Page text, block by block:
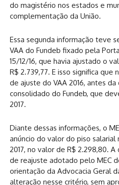
do magistério nos estados e
complementação da União.
Essa segunda informação teve
VAA do Fundeb fixado pela
15/12/16, que havia ajustado o
R$ 2.739,77. E isso significa que
de ajuste do VAA 2016, antes
consolidado do Fundeb, que
2017.
Diante dessas informações, o
anúncio do valor do piso
2017, no valor de R$ 2.298,80.
de reajuste adotado pelo MEC
orientação da Advocacia Geral
alteração nesse critério, sem